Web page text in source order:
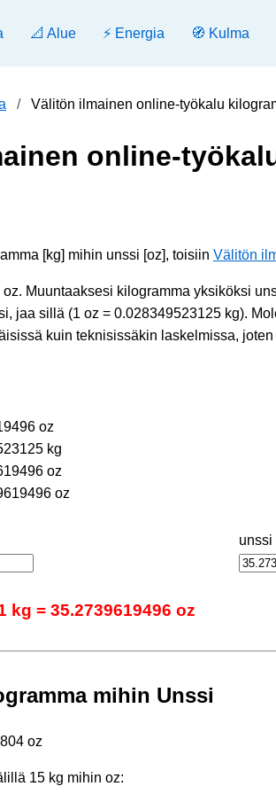
📐 Alue ⚡ Energia 🧭 Kulma
Välitön ilmainen online-työkalu
online-
[kg] mihin unssi [oz], toisiin Välitön
Muuntaaksesi kilogramma yksiköksi
jaa sillä (1 oz = 0.028349523125 kg).
kuin teknisissäkin laskelmissa,
oz
kg
oz
oz
unssi
kg = 35.2739619496 oz
mihin Unssi
oz
15 kg mihin oz: